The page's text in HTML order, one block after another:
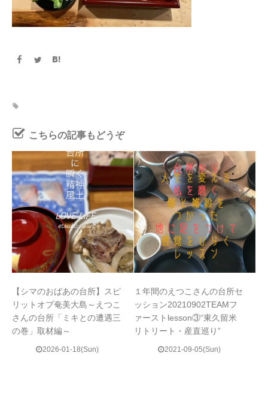
こちらの記事もどうぞ
【シマのおばあの台所】スピ
リットオブ奄美大島～えつこ
さんの台所「ミキとの遭遇三
の巻」取材編～
2026-01-18(Sun)
１年間のえつこさんの台所セ
ッション20210902TEAMフ
ァーストlesson③“東久留米
リトリート・産直巡り”
2021-09-05(Sun)